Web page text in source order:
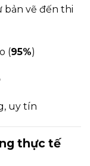
bản vẽ đến thi
(95%)
uy tín
thực tế